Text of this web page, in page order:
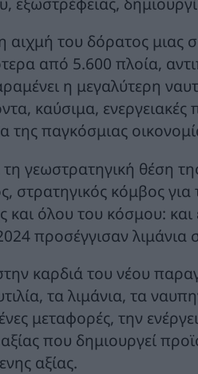
αιχμή του δόρατος μιας
από 5.600 πλοία,
η μεγαλύτερη
καύσιμα, ενεργειακές
της παγκόσμιας
γεωστρατηγική θέση
στρατηγικός κόμβος
όλου του κόσμου: και
προσέγγισαν
καρδιά του νέου
τα λιμάνια, τα
μεταφορές, την
που δημιουργεί
αξίας.